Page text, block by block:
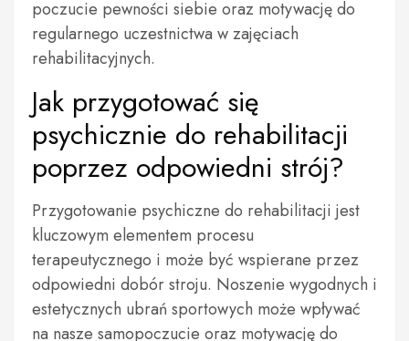
poczucie pewności siebie oraz motywację do
regularnego uczestnictwa w zajęciach
rehabilitacyjnych.
Jak przygotować się
psychicznie do rehabilitacji
poprzez odpowiedni strój?
Przygotowanie psychiczne do rehabilitacji jest
kluczowym elementem procesu
terapeutycznego i może być wspierane przez
odpowiedni dobór stroju. Noszenie wygodnych i
estetycznych ubrań sportowych może wpływać
na nasze samopoczucie oraz motywację do